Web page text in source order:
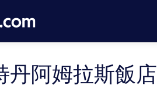
丹阿姆拉斯飯店